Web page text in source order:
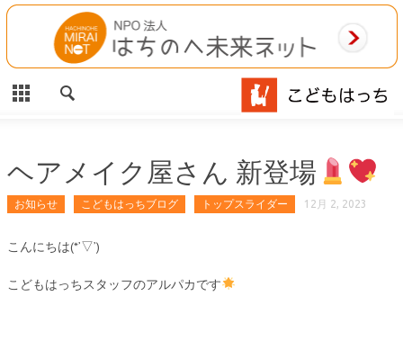
CLOSE
HOME
相談事業
MAP
お問合わせ
ヘアメイク屋さん 新登場
お知らせ こどもはっちブログ トップスライダー 12月 2, 2023
こんにちは(*’▽’)
こどもはっちスタッフのアルパカです